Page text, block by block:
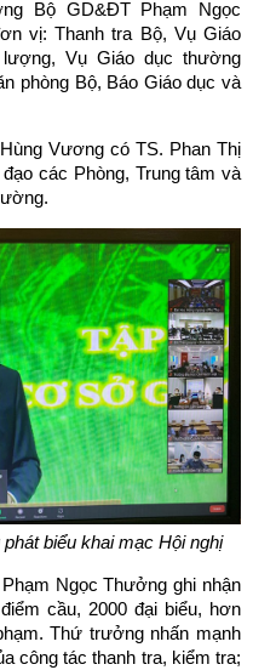
Bộ GD&ĐT Phạm Ngọc
vị: Thanh tra Bộ, Vụ Giáo
Vụ Giáo dục thường
phòng Bộ, Báo Giáo dục và
Vương có TS. Phan Thị
các Phòng, Trung tâm và
biểu khai mạc Hội nghị
Ngọc Thưởng ghi nhận
cầu, 2000 đại biểu, hơn
Thứ trưởng nhấn mạnh
công tác thanh tra, kiểm tra;